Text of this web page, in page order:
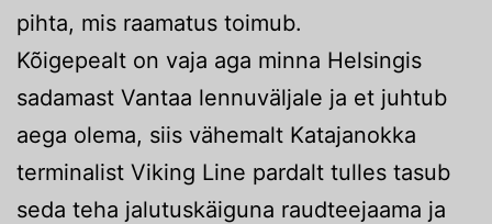
pihta, mis raamatus toimub.
Kõigepealt on vaja aga minna Helsingis
sadamast Vantaa lennuväljale ja et juhtub
aega olema, siis vähemalt Katajanokka
terminalist Viking Line pardalt tulles tasub
seda teha jalutuskäiguna raudteejaama ja